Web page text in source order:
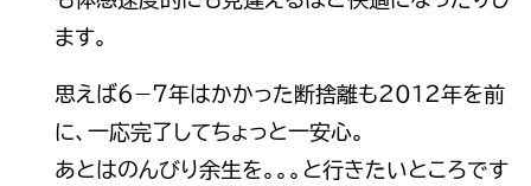
ます。
思えば６−７年はかかった断捨離も２０１２年を前
に、一応完了してちょっと一安心。
あとはのんびり余生を。。。と行きたいところです